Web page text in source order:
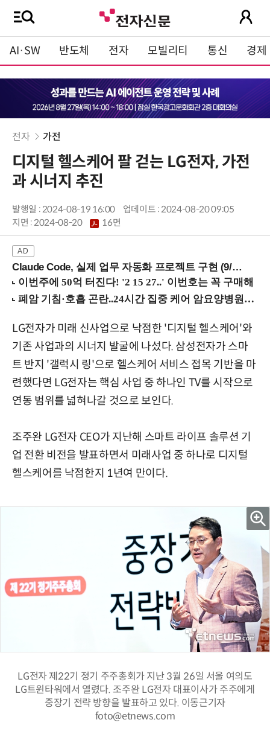
AI·SW 반도체 전자 모빌리티 통신 경제
전자 가전
디지털 헬스케어 팔 걷는 LG전자, 가전
과 시너지 추진
발행일 : 2024-08-19 16:00
업데이트 : 2024-08-20 09:05
지면 :2024-08-20 16면
Claude Code, 실제 업무 자동화 프로젝트 구현 (9/16 ~17 강남역)
LG전자가 미래 신사업으로 낙점한 '디지털 헬스케어'와
기존 사업과의 시너지 발굴에 나섰다. 삼성전자가 스마
트 반지 '갤럭시 링'으로 헬스케어 서비스 접목 기반을 마
련했다면 LG전자는 핵심 사업 중 하나인 TV를 시작으로
연동 범위를 넓혀나갈 것으로 보인다.
조주완 LG전자 CEO가 지난해 스마트 라이프 솔루션 기
업 전환 비전을 발표하면서 미래사업 중 하나로 디지털
헬스케어를 낙점한지 1년여 만이다.
LG전자 제22기 정기 주주총회가 지난 3월 26일 서울 여의도
LG트윈타워에서 열렸다. 조주완 LG전자 대표이사가 주주에게
중장기 전략 방향을 발표하고 있다. 이동근기자
foto@etnews.com